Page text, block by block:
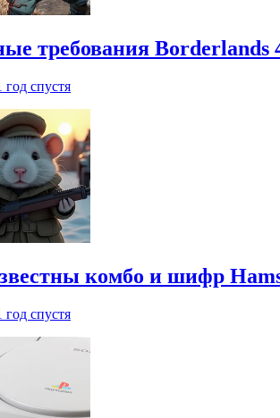
требования Borderlands
год спустя
комбо и шифр
год спустя